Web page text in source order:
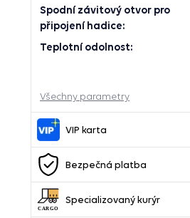
Spodní závitový otvor pro
připojení hadice:
Teplotní odolnost:
Všechny parametry
VIP karta
Bezpečná platba
Specializovaný kurýr